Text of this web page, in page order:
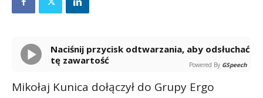
Naciśnij przycisk odtwarzania, aby odsłuchać
tę zawartość
Powered By GSpeech
Mikołaj Kunica dołączył do Grupy Ergo